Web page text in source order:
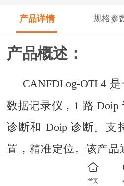
产品详情 规格参
产品概述：
CANFDLog-OTL4 是
数据记录仪， 1 路 Doip
诊断和 Doip 诊断。支
置，精准定位。该产品
端，便
首页